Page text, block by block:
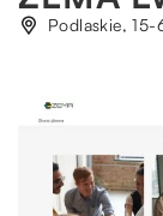
Podlaskie, 15-